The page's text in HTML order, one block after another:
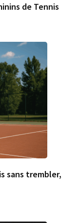
de Tennis
sans trembler,